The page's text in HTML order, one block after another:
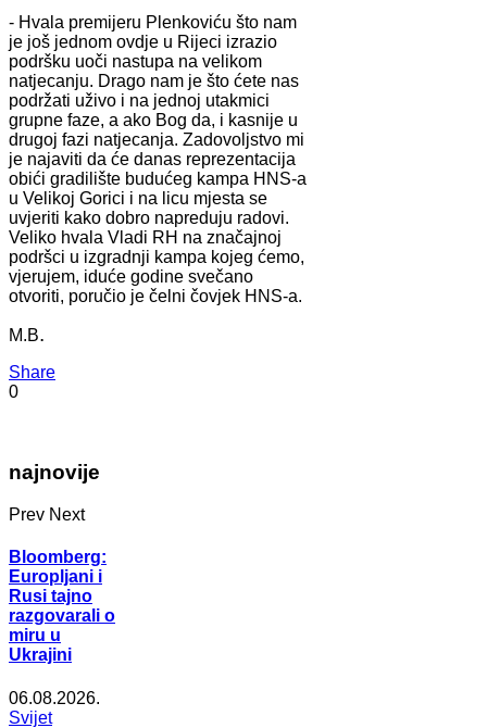
- Hvala premijeru Plenkoviću što nam
je još jednom ovdje u Rijeci izrazio
podršku uoči nastupa na velikom
natjecanju. Drago nam je što ćete nas
podržati uživo i na jednoj utakmici
grupne faze, a ako Bog da, i kasnije u
drugoj fazi natjecanja. Zadovoljstvo mi
je najaviti da će danas reprezentacija
obići gradilište budućeg kampa HNS-a
u Velikoj Gorici i na licu mjesta se
uvjeriti kako dobro napreduju radovi.
Veliko hvala Vladi RH na značajnoj
podršci u izgradnji kampa kojeg ćemo,
vjerujem, iduće godine svečano
otvoriti, poručio je čelni čovjek HNS-a.
M.B.
Share
0
najnovije
Prev Next
Bloomberg:
Europljani i
Rusi tajno
razgovarali o
miru u
Ukrajini
06.08.2026.
Svijet